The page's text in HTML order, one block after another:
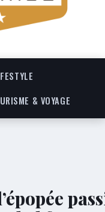
& VOYAGE